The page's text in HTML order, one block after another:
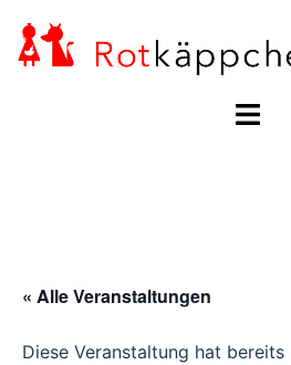
Inhalt
springen
Menü
« Alle Veranstaltungen
Diese Veranstaltung hat